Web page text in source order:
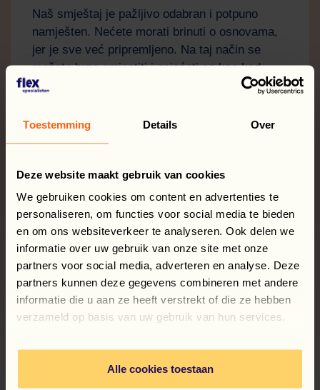
Toestemming Details Over
Deze website maakt gebruik van cookies
We gebruiken cookies om content en advertenties te
personaliseren, om functies voor social media te bieden
en om ons websiteverkeer te analyseren. Ook delen we
informatie over uw gebruik van onze site met onze
partners voor social media, adverteren en analyse. Deze
partners kunnen deze gegevens combineren met andere
informatie die u aan ze heeft verstrekt of die ze hebben
verzameld op basis van uw gebruik van hun services.
Alle cookies toestaan
Naš smještaj je pažljivo odabran i potpuno
namješten. Nećete morati brinuti o osnovama,
jer je sve već pripremljeno. Na taj način se
možete brzo smjestiti i osjećati se kao kod
kuće od prvog dana, usredotočujući se na
VIŠE O SMJEŠTAJU